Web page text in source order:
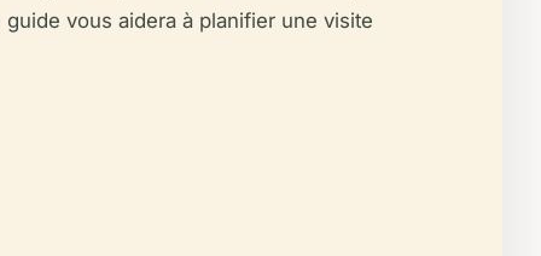
vous aidera à planifier une visite